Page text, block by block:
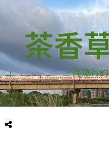
茶香
在旅行